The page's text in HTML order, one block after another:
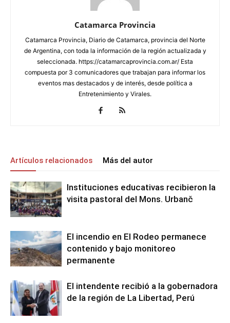
Catamarca Provincia
Catamarca Provincia, Diario de Catamarca, provincia del Norte
de Argentina, con toda la información de la región actualizada y
seleccionada. https://catamarcaprovincia.com.ar/ Esta
compuesta por 3 comunicadores que trabajan para informar los
eventos mas destacados y de interés, desde política a
Entretenimiento y Virales.
Artículos relacionados Más del autor
Instituciones educativas recibieron la
visita pastoral del Mons. Urbanč
El incendio en El Rodeo permanece
contenido y bajo monitoreo
permanente
El intendente recibió a la gobernadora
de la región de La Libertad, Perú